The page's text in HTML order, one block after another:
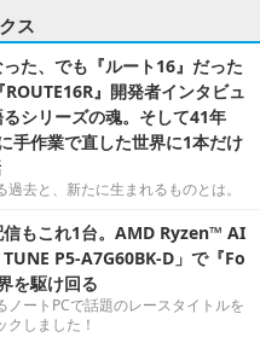
ス
た、でも『ルート16』だった
』開発者インタビュ
シリーズの魂。そして41年
手作業で直した世界に1本だけ
去と、新たに生まれるものとは。
信もこれ1台。AMD Ryzen™ AI
P5-A7G60BK-D」で『Fo
を駆け回る
ートPCで話題のレースタイトルを
しました！